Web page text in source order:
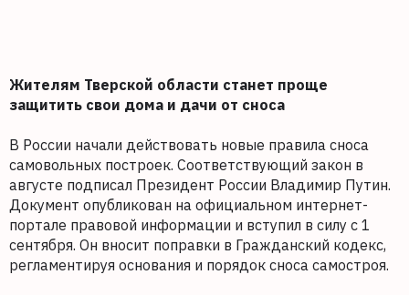
Жителям Тверской области станет проще
защитить свои дома и дачи от сноса
В России начали действовать новые правила сноса
самовольных построек. Соответствующий закон в
августе подписал Президент России Владимир Путин.
Документ опубликован на официальном интернет-
портале правовой информации и вступил в силу с 1
сентября. Он вносит поправки в Гражданский кодекс,
регламентируя основания и порядок сноса самостроя.